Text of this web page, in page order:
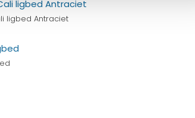
ligbed Antraciet